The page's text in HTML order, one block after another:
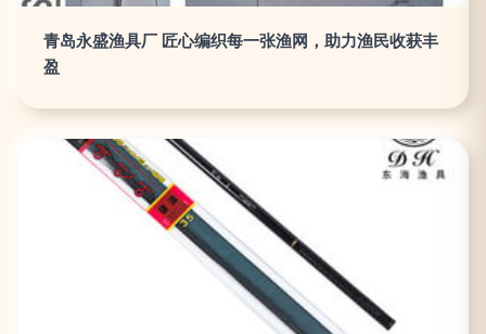
青岛永盛渔具厂 匠心编织每一张渔网，助力渔民收获丰
盈